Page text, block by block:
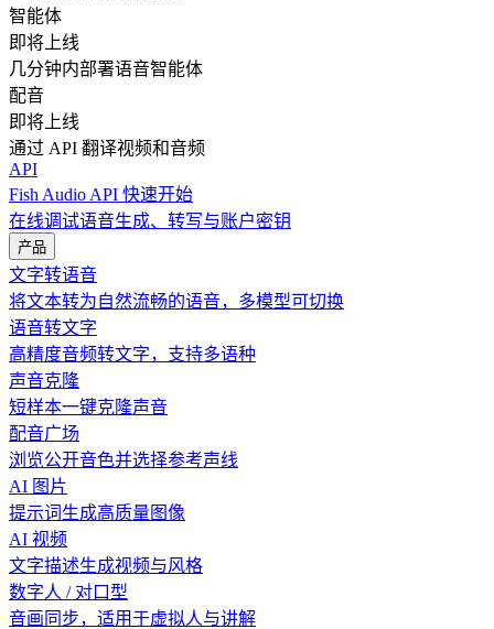
智能体
即将上线
几分钟内部署语音智能体
配音
即将上线
通过 API 翻译视频和音频
API
Fish Audio API 快速开始
在线调试语音生成、转写与账户密钥
产品
文字转语音
将文本转为自然流畅的语音，多模型可切换
语音转文字
高精度音频转文字，支持多语种
声音克隆
短样本一键克隆声音
配音广场
浏览公开音色并选择参考声线
AI 图片
提示词生成高质量图像
AI 视频
文字描述生成视频与风格
数字人 / 对口型
音画同步，适用于虚拟人与讲解